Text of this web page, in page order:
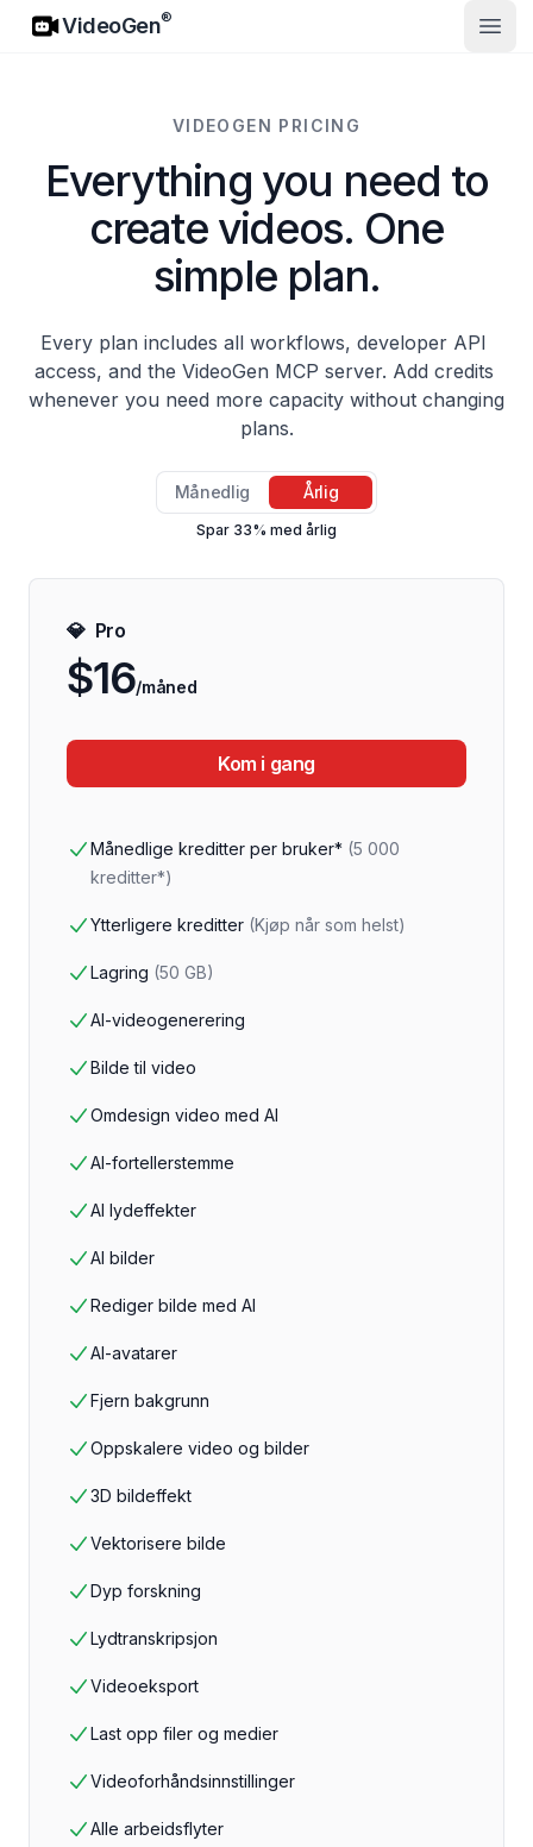
VideoGen
VideoGen®
VIDEOGEN PRICING
Everything you need to
create videos. One
simple plan.
Every plan includes all workflows, developer API
access, and the VideoGen MCP server. Add credits
whenever you need more capacity without changing
plans.
Betalingsfrekvens
Månedlig Årlig
Spar 33% med årlig
💎 Pro
$16/måned
Kom i gang
Månedlige kreditter per bruker* (5 000
kreditter*)
Ytterligere kreditter (Kjøp når som helst)
Lagring (50 GB)
AI-videogenerering
Bilde til video
Omdesign video med AI
AI-fortellerstemme
AI lydeffekter
AI bilder
Rediger bilde med AI
AI-avatarer
Fjern bakgrunn
Oppskalere video og bilder
3D bildeffekt
Vektorisere bilde
Dyp forskning
Lydtranskripsjon
Videoeksport
Last opp filer og medier
Videoforhåndsinnstillinger
Alle arbeidsflyter